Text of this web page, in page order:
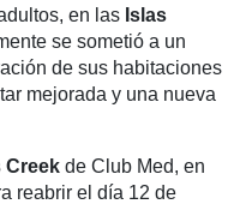
en las Islas
se sometió a un
de sus habitaciones
mejorada y una nueva
Creek de Club Med, en
reabrir el día 12 de